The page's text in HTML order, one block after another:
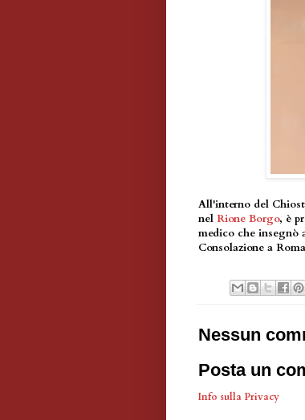
All'interno del
nel Rione Borgo, è
medico che insegnò
Consolazione a
Nessun
Posta un
Info sulla Privacy